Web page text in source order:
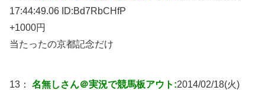
17:44:49.06 ID:Bd7RbCHfP
+1000円
当たったの京都記念だけ
13： 名無しさん＠実況で競馬板アウト:2014/02/18(火)